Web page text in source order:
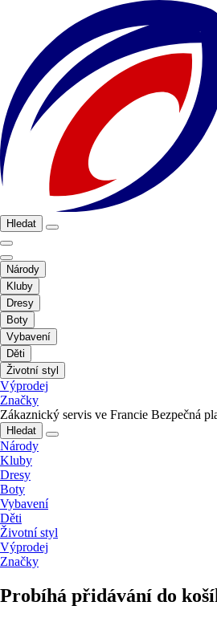
Hledat
Národy
Kluby
Dresy
Boty
Vybavení
Děti
Životní styl
Výprodej
Značky
Zákaznický servis ve Francie Bezpečná
Hledat
Národy
Kluby
Dresy
Boty
Vybavení
Děti
Životní styl
Výprodej
Značky
Probíhá přidávání do